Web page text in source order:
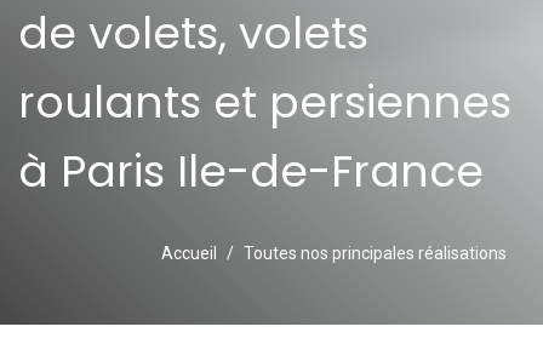
de volets, volets
roulants et persiennes
à Paris Ile-de-France
Accueil Toutes nos principales réalisations